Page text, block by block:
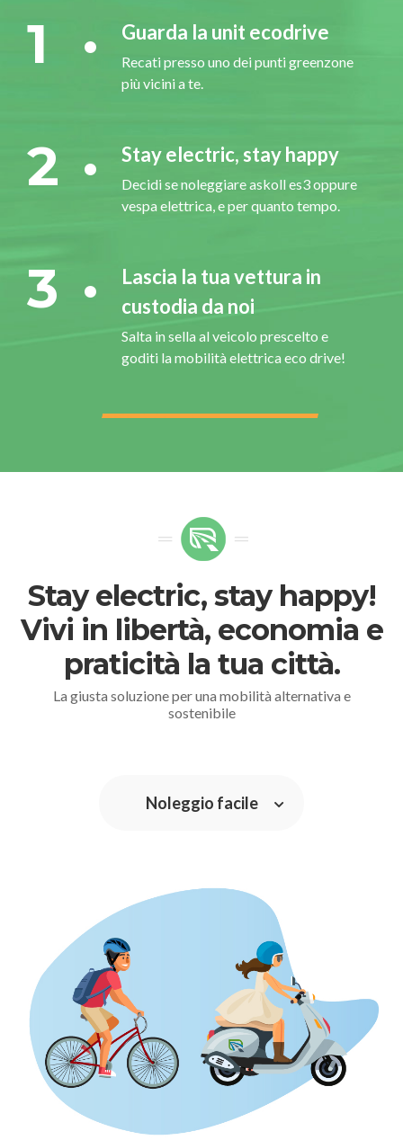
1 Guarda la unit ecodrive
Recati presso uno dei punti greenzone
più vicini a te.
2 Stay electric, stay happy
Decidi se noleggiare askoll es3 oppure
vespa elettrica, e per quanto tempo.
3
Lascia la tua vettura in
custodia da noi
Salta in sella al veicolo prescelto e
goditi la mobilità elettrica eco drive!
Stay electric, stay happy!
Vivi in libertà, economia e
praticità la tua città.
La giusta soluzione per una mobilità alternativa e
sostenibile
Noleggio facile